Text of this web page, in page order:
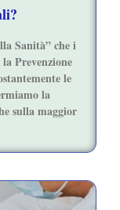
Sanità” che i
Prevenzione
le
la
sulla maggior